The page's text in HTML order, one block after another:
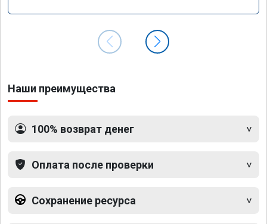
Наши преимущества
100% возврат денег
Оплата после проверки
Сохранение ресурса